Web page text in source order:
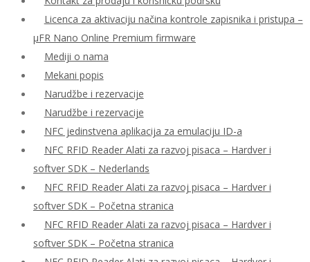
Licenca za aktivaciju načina kontrole zapisnika i pristupa –
μFR Nano Online Premium firmware
Mediji o nama
Mekani popis
Narudžbe i rezervacije
Narudžbe i rezervacije
NFC jedinstvena aplikacija za emulaciju ID-a
NFC RFID Reader Alati za razvoj pisaca – Hardver i
softver SDK – Nederlands
NFC RFID Reader Alati za razvoj pisaca – Hardver i
softver SDK – Početna stranica
NFC RFID Reader Alati za razvoj pisaca – Hardver i
softver SDK – Početna stranica